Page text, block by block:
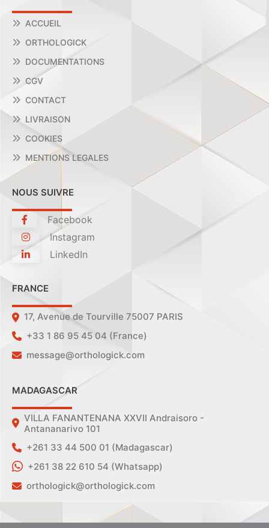
ACCUEIL
ORTHOLOGICK
DOCUMENTATIONS
CGV
CONTACT
LIVRAISON
COOKIES
MENTIONS LEGALES
NOUS SUIVRE
Facebook
Instagram
LinkedIn
FRANCE
17, Avenue de Tourville 75007 PARIS
+33 1 86 95 45 04 (France)
message@orthologick.com
MADAGASCAR
VILLA FANANTENANA XXVII Andraisoro -
Antananarivo 101
+261 33 44 500 01 (Madagascar)
+261 38 22 610 54 (Whatsapp)
orthologick@orthologick.com